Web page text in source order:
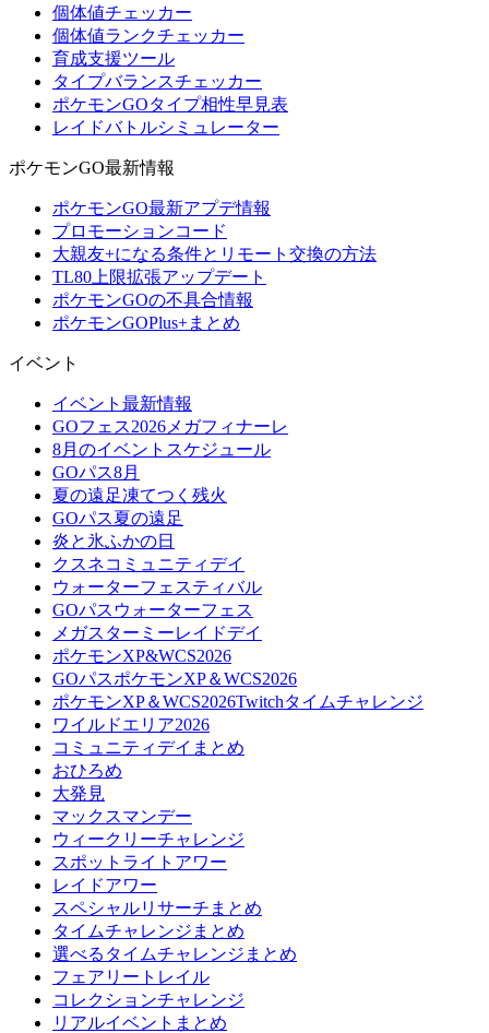
個体値チェッカー
個体値ランクチェッカー
育成支援ツール
タイプバランスチェッカー
ポケモンGOタイプ相性早見表
レイドバトルシミュレーター
ポケモンGO最新情報
ポケモンGO最新アプデ情報
プロモーションコード
大親友+になる条件とリモート交換の方法
TL80上限拡張アップデート
ポケモンGOの不具合情報
ポケモンGOPlus+まとめ
イベント
イベント最新情報
GOフェス2026メガフィナーレ
8月のイベントスケジュール
GOパス8月
夏の遠足凍てつく残火
GOパス夏の遠足
炎と氷ふかの日
クスネコミュニティデイ
ウォーターフェスティバル
GOパスウォーターフェス
メガスターミーレイドデイ
ポケモンXP&WCS2026
GOパスポケモンXP＆WCS2026
ポケモンXP＆WCS2026Twitchタイムチャレンジ
ワイルドエリア2026
コミュニティデイまとめ
おひろめ
大発見
マックスマンデー
ウィークリーチャレンジ
スポットライトアワー
レイドアワー
スペシャルリサーチまとめ
タイムチャレンジまとめ
選べるタイムチャレンジまとめ
フェアリートレイル
コレクションチャレンジ
リアルイベントまとめ